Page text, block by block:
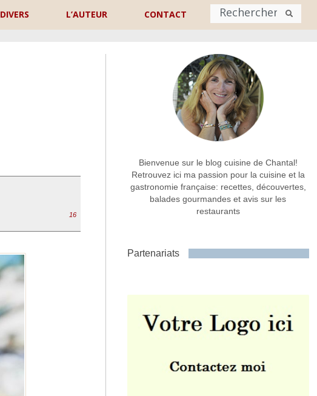
DIVERS L’AUTEUR CONTACT
Nom
Commentaire ou message *
16
Bienvenue sur le blog cuisine de Chantal!
Retrouvez ici ma passion pour la cuisine et la
gastronomie française: recettes, découvertes,
balades gourmandes et avis sur les
restaurants
Partenariats